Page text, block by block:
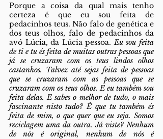
Porque a coisa da qual mais tenho
certeza é que eu sou feita de
pedacinhos teus. Não falo de genética e
dos teus olhos, falo de pedacinhos da
avó Lúcia, da Lúcia pessoa. Eu sou feita
de ti e tu és feita de muitas outras pessoas que
já se cruzaram com os teus lindos olhos
castanhos. Talvez até sejas feita de pessoas
que se cruzaram com as pessoas que se
cruzaram com os teus olhos. E eu também sou
feita delas. E sabes o melhor de tudo, o mais
fascinante nisto tudo? É que tu também és
feita de mim, o que quer que eu seja. Somos
reciclagem uma da outra. Já viste? Nenhum
de nós é original, nenhum de nós é